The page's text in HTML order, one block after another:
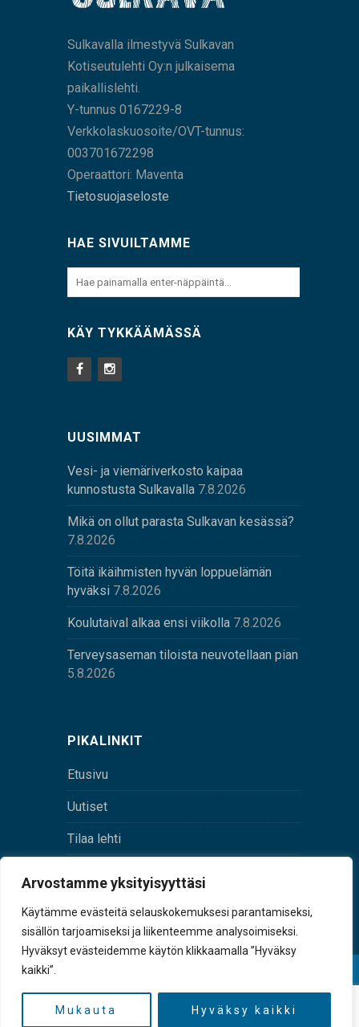
Arvostamme yksityisyyttäsi
Käytämme evästeitä selauskokemuksesi parantamiseksi,
sisällön tarjoamiseksi ja liikenteemme analysoimiseksi.
Hyväksyt evästeidemme käytön klikkaamalla ”Hyväksy
kaikki”.
Mukauta Hyväksy kaikki
Sulkavalla ilmestyvä Sulkavan
Kotiseutulehti Oy:n julkaisema
paikallislehti.
Y-tunnus 0167229-8
Verkkolaskuosoite/OVT-tunnus:
003701672298
Operaattori: Maventa
Tietosuojaseloste
HAE SIVUILTAMME
KÄY TYKKÄÄMÄSSÄ
UUSIMMAT
Vesi- ja viemäriverkosto kaipaa
kunnostusta Sulkavalla 7.8.2026
Mikä on ollut parasta Sulkavan kesässä?
7.8.2026
Töitä ikäihmisten hyvän loppuelämän
hyväksi 7.8.2026
Koulutaival alkaa ensi viikolla 7.8.2026
Terveysaseman tiloista neuvotellaan pian
5.8.2026
PIKALINKIT
Etusivu
Uutiset
Tilaa lehti
tunnus 0167229-8